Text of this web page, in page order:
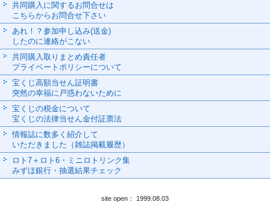
共同購入に関するお問合せは
こちらからお問合せ下さい
あれ！？参加申し込み(送金)
したのに連絡がこない
共同購入取りまとめ責任者
プライベートポリシーについて
宝くじ高額当せん証明書
突然の幸福に戸惑わないために
宝くじの税金について
宝くじの法律当せん金付証票法
情報誌に数多く紹介して
いただきました（雑誌掲載履歴）
ロト7＋ロト6・ミニロトリンク集
みずほ銀行・抽選結果チェック
site open： 1999.08.03